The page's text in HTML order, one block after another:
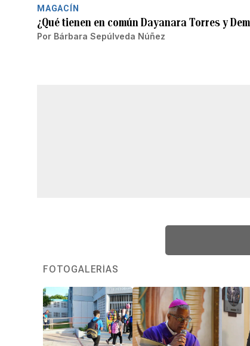
MAGACÍN
¿Qué tienen en común Dayanara Torres y
Por Bárbara Sepúlveda Núñez
FOTOGALERÍAS